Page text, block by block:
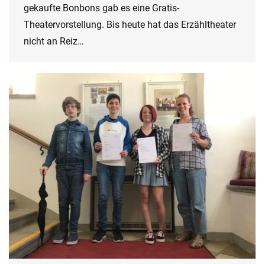
gekaufte Bonbons gab es eine Gratis-
Theatervorstellung. Bis heute hat das Erzähltheater
nicht an Reiz…